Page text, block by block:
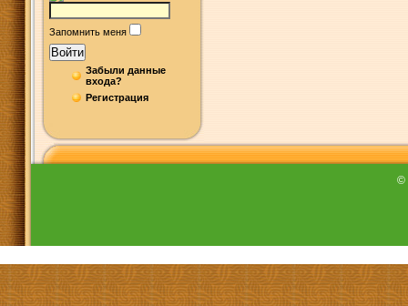
Запомнить меня
Войти
Забыли данные
входа?
Регистрация
©